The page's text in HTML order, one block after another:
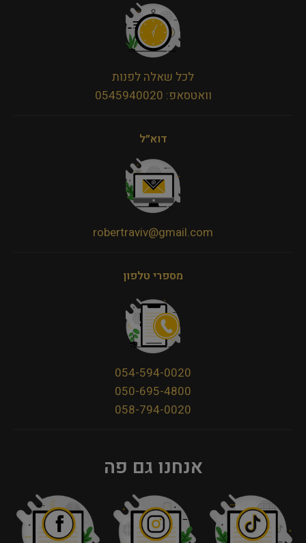
לכל שאלה לפנות
וואטסאפ: 0545940020
דוא״ל
robertraviv@gmail.com
מספרי טלפון
054-594-0020
050-695-4800
058-794-0020
אנחנו גם פה